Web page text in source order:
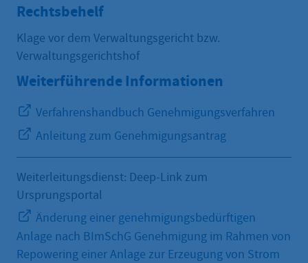
Rechtsbehelf
Klage vor dem Verwaltungsgericht bzw.
Verwaltungsgerichtshof
Weiterführende Informationen
Verfahrenshandbuch Genehmigungsverfahren
Anleitung zum Genehmigungsantrag
Weiterleitungsdienst: Deep-Link zum
Ursprungsportal
Änderung einer genehmigungsbedürftigen
Anlage nach BImSchG Genehmigung im Rahmen von
Repowering einer Anlage zur Erzeugung von Strom